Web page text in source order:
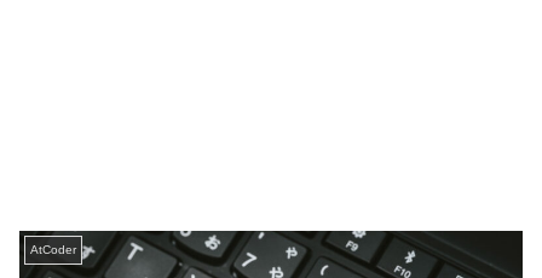
AtCoder